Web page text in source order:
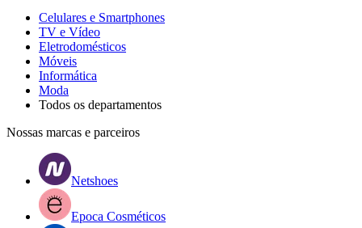
Celulares e Smartphones
TV e Vídeo
Eletrodomésticos
Móveis
Informática
Moda
Todos os departamentos
Nossas marcas e parceiros
Netshoes
Epoca Cosméticos